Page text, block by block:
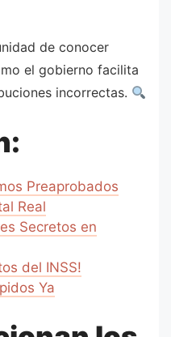
de conocer
el gobierno facilita
incorrectas.
Preaprobados
Real
Secretos en
del INSS!
Ya